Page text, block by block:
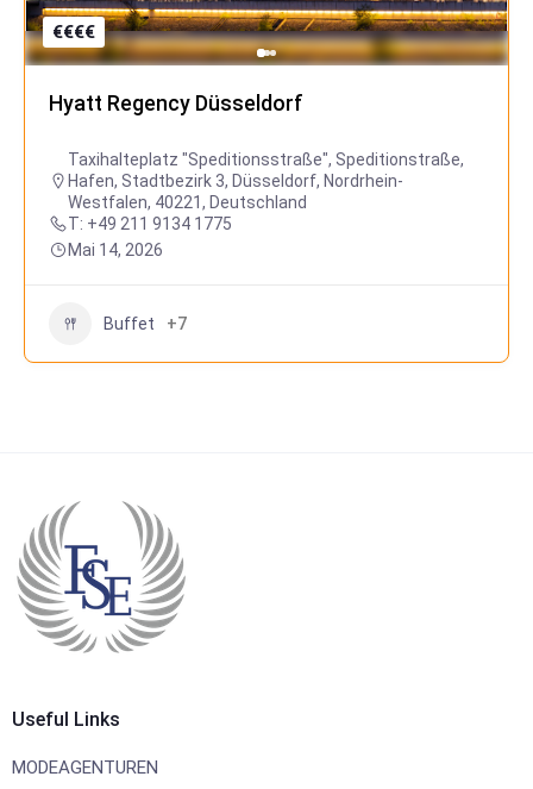
€€€€
Hyatt Regency Düsseldorf
Taxihalteplatz "Speditionsstraße", Speditionstraße,
Hafen, Stadtbezirk 3, Düsseldorf, Nordrhein-
Westfalen, 40221, Deutschland
T: +49 211 9134 1775
Mai 14, 2026
Buffet +7
Useful Links
MODEAGENTUREN